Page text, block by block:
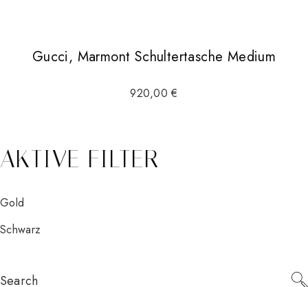
Gucci, Marmont Schultertasche Medium
920,00€
AKTIVE FILTER
Gold
Schwarz
for: